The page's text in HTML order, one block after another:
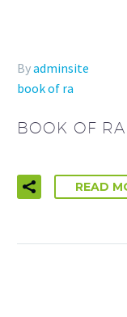
Byadminsite
book of ra
BOOK OF
READ